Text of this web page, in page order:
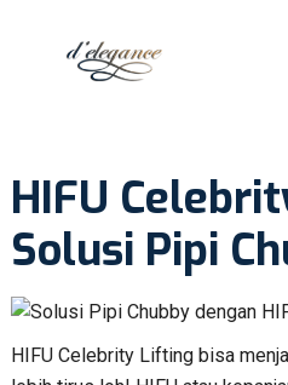
HIFU
Solusi Pipi
HIFU Celebrity Lifting bisa